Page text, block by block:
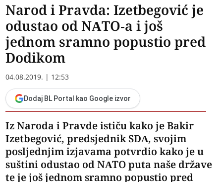
Narod i Pravda: Izetbegović je
odustao od NATO-a i još
jednom sramno popustio pred
Dodikom
04.08.2019. | 12:53
Dodaj BL Portal kao Google izvor
Iz Naroda i Pravde ističu kako je Bakir
Izetbegović, predsjednik SDA, svojim
posljednjim izjavama potvrdio kako je u
suštini odustao od NATO puta naše države
te je još jednom sramno popustio pred